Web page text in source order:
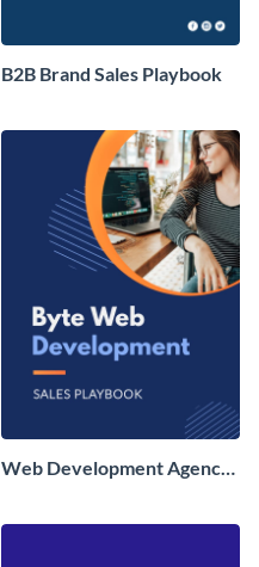
B2B Brand Sales Playbook
Web Development Agency